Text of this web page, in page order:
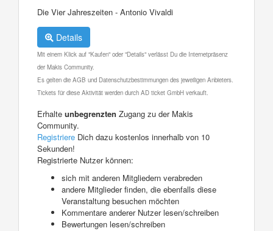
Die Vier Jahreszeiten - Antonio Vivaldi
Details
Mit einem Klick auf "Kaufen" oder "Details" verlässt Du die Internetpräsenz
der Makis Community.
Es gelten die AGB und Datenschutzbestimmungen des jeweiligen Anbieters.
Tickets für diese Aktivität werden durch AD ticket GmbH verkauft.
Erhalte unbegrenzten Zugang zu der Makis
Community.
Registriere Dich dazu kostenlos innerhalb von 10
Sekunden!
Registrierte Nutzer können:
sich mit anderen Mitgliedern verabreden
andere Mitglieder finden, die ebenfalls diese
Veranstaltung besuchen möchten
Kommentare anderer Nutzer lesen/schreiben
Bewertungen lesen/schreiben